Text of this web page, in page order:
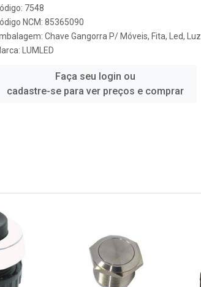
7548
NCM: 85365090
Chave Gangorra P/ Móveis, Fita, Led, Luz
LUMLED
Faça seu login ou
cadastre-se para ver preços e comprar